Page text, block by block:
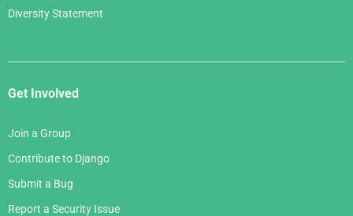
Diversity Statement
Get Involved
Join a Group
Contribute to Django
Submit a Bug
Report a Security Issue